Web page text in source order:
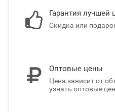
Гарантия лучшей
Скидка или
Оптовые цены
Цена зависит от
узнать оптовые